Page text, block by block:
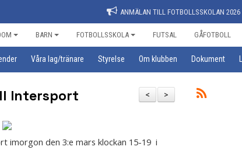
ANMÄLAN TILL FOTBOLLSSKOLAN 2026
BARN FOTBOLLSSKOLA FUTSAL GÅFOTBOLL
Våra lag/tränare Styrelse Om klubben Dokument
>
<
Intersport
imorgon den 3:e mars klockan 15-19 i